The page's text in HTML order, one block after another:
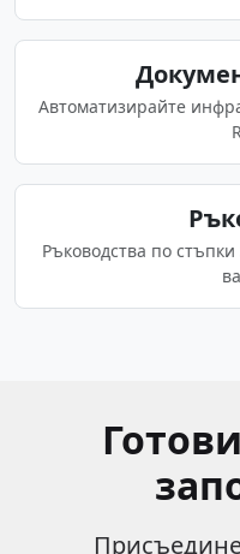
Автоматизирайте
Ръководства по